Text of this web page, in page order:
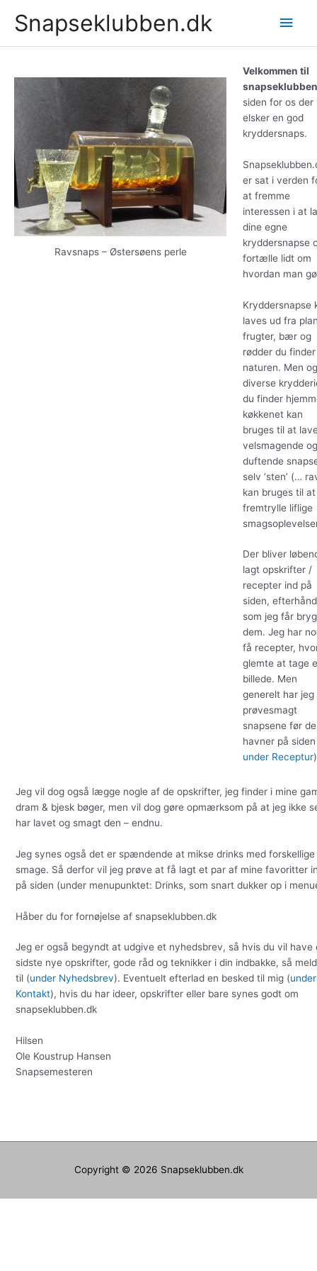
Snapseklubben.dk
Ravsnaps – Østersøens perle
Velkommen til
siden for os der
elsker en god
kryddersnaps.
er sat i verden
at fremme
interessen i at
dine egne
kryddersnapse
fortælle lidt om
hvordan man
Kryddersnapse
laves ud fra
frugter, bær og
rødder du
naturen. Men
diverse
du finder
køkkenet kan
bruges til at
velsmagende
duftende
selv ‘sten’ (…
kan bruges til at
fremtrylle liflige
Der bliver
lagt opskrifter /
recepter ind på
siden,
som jeg får
dem. Jeg har
få recepter,
glemte at tage
billede. Men
generelt har jeg
prøvesmagt
snapsene før de
havner på
under Receptur
Jeg vil dog også lægge nogle af de opskrifter, jeg finder i mine
dram & bjesk bøger, men vil dog gøre opmærksom på at jeg ikke
har lavet og smagt den – endnu.
Jeg synes også det er spændende at mikse drinks med forskellige
smage. Så derfor vil jeg prøve at få lagt et par af mine favoritter
på siden (under menupunktet: Drinks, som snart dukker op i
Håber du for fornøjelse af snapseklubben.dk
Jeg er også begyndt at udgive et nyhedsbrev, så hvis du vil have
sidste nye opskrifter, gode råd og teknikker i din indbakke, så
til (under Nyhedsbrev). Eventuelt efterlad en besked til mig (under
Kontakt), hvis du har ideer, opskrifter eller bare synes godt om
snapseklubben.dk
Hilsen
Ole Koustrup Hansen
Snapsemesteren
Copyright © 2026 Snapseklubben.dk